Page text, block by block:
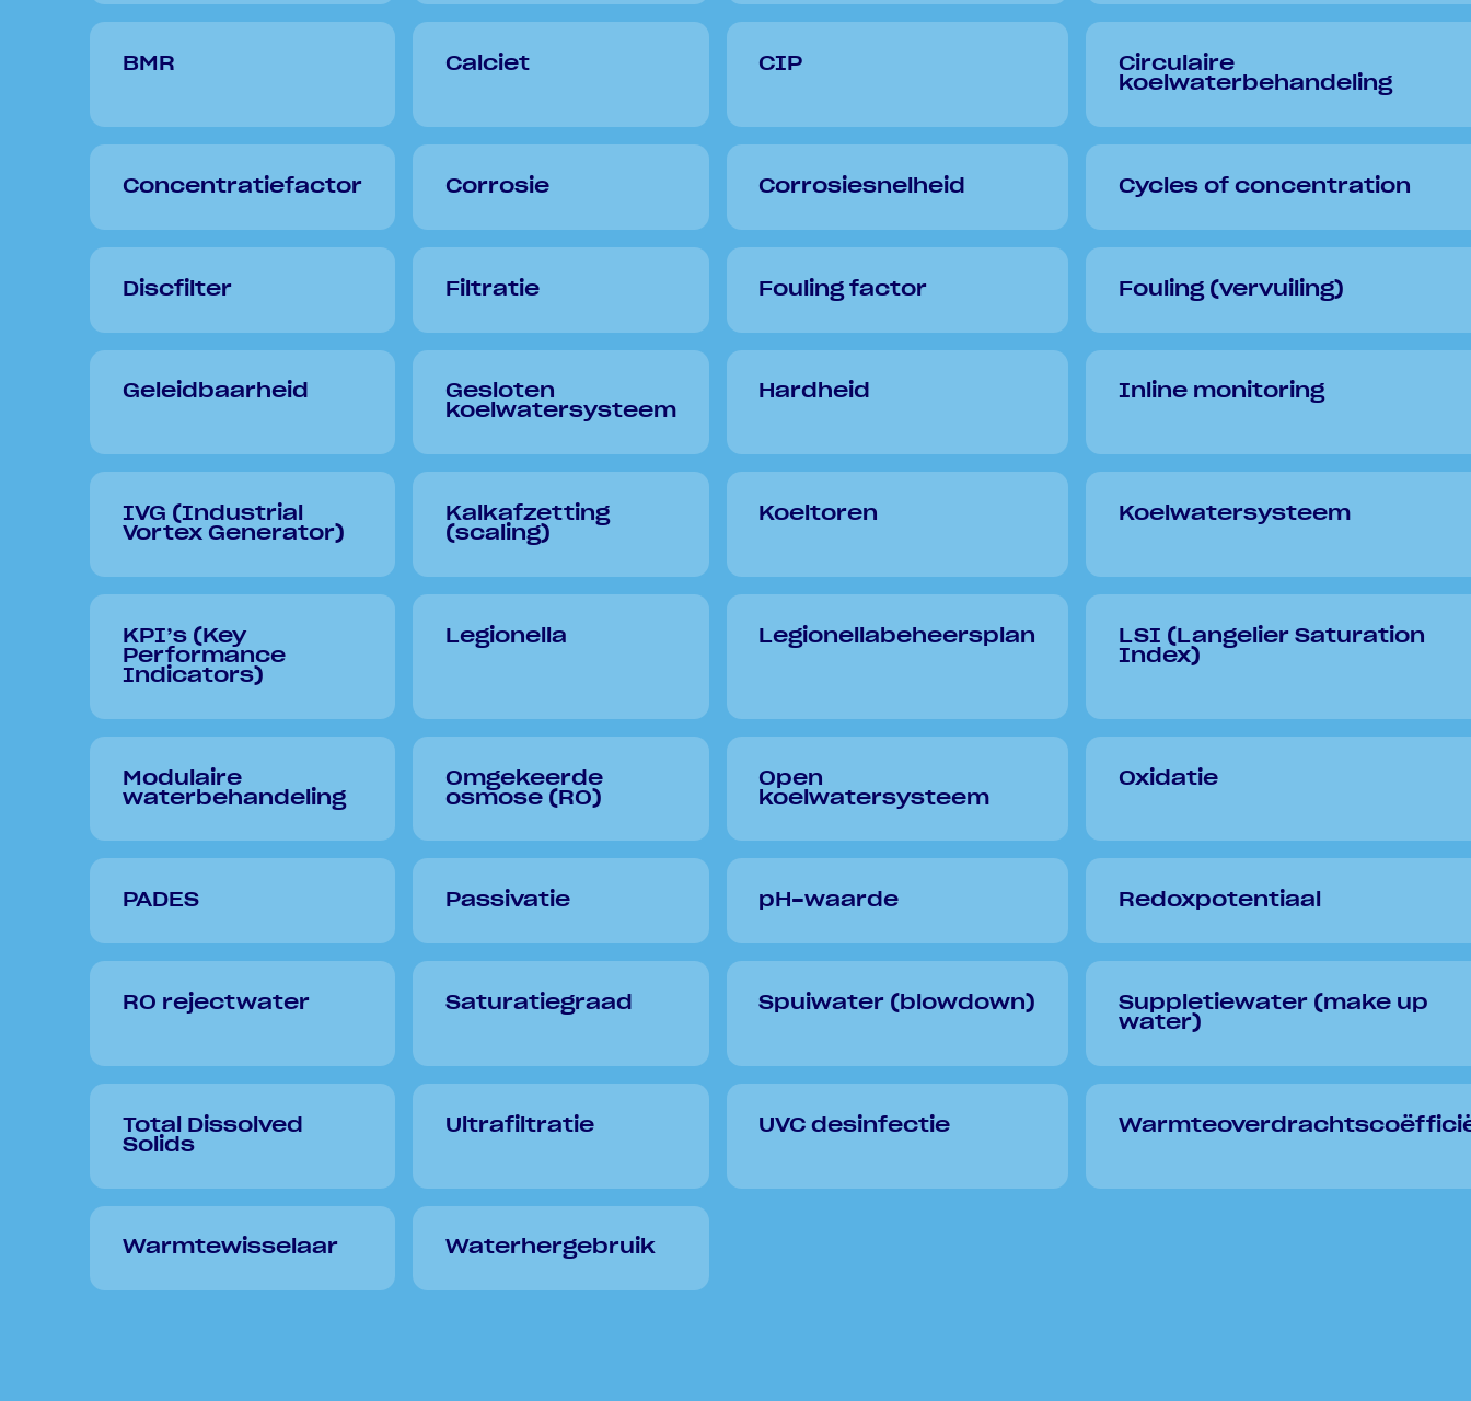
BMR Calciet CIP
Circulaire
koelwaterbehandeling
Concentratiefactor Corrosie Corrosiesnelheid Cycles of concentration
Discfilter Filtratie Fouling factor Fouling (vervuiling)
Geleidbaarheid
Gesloten
koelwatersysteem
Hardheid Inline monitoring
IVG (Industrial
Vortex Generator)
Kalkafzetting
(scaling)
Koeltoren Koelwatersysteem
KPI’s (Key
Performance
Indicators)
Legionella Legionellabeheersplan
LSI (Langelier Saturation
Index)
Modulaire
waterbehandeling
Omgekeerde
osmose (RO)
Open
koelwatersysteem
Oxidatie
PADES Passivatie pH-waarde Redoxpotentiaal
RO rejectwater Saturatiegraad Spuiwater (blowdown)
Suppletiewater (make up
water)
Total Dissolved
Solids
Ultrafiltratie UVC desinfectie
Warmtewisselaar Waterhergebruik